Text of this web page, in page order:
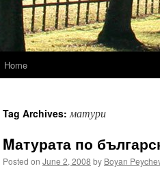
Skip
content
Home
Tag Archives:матури
Mатурата по
Posted on June 2, 2008 by Boyan